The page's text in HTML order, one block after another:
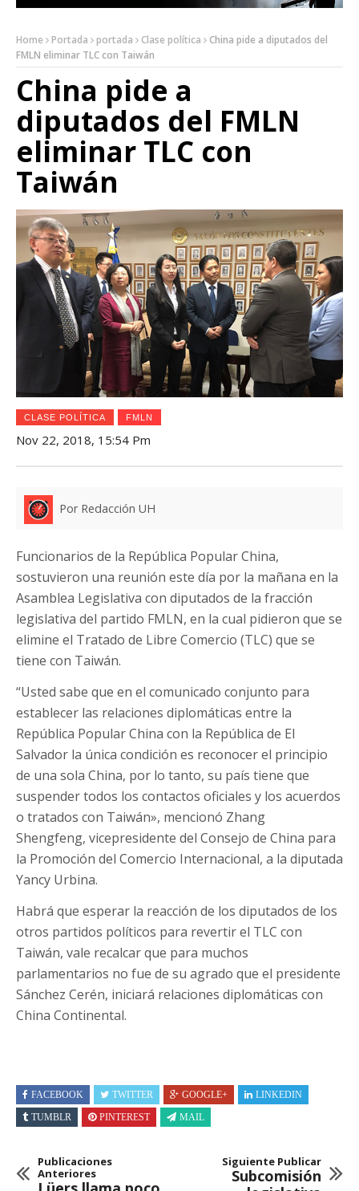
Home Portada portada Clase política
China pide a diputados del
FMLN eliminar TLC con Taiwán
China pide a
diputados del FMLN
eliminar TLC con
Taiwán
CLASE POLÍTICA FMLN
Nov 22, 2018, 15:54 Pm
Por Redacción UH
Funcionarios de la República Popular China,
sostuvieron una reunión este día por la mañana en la
Asamblea Legislativa con diputados de la fracción
legislativa del partido FMLN, en la cual pidieron que se
elimine el Tratado de Libre Comercio (TLC) que se
tiene con Taiwán.
“Usted sabe que en el comunicado conjunto para
establecer las relaciones diplomáticas entre la
República Popular China con la República de El
Salvador la única condición es reconocer el principio
de una sola China, por lo tanto, su país tiene que
suspender todos los contactos oficiales y los acuerdos
o tratados con Taiwán», mencionó Zhang
Shengfeng, vicepresidente del Consejo de China para
la Promoción del Comercio Internacional, a la diputada
Yancy Urbina.
Habrá que esperar la reacción de los diputados de los
otros partidos políticos para revertir el TLC con
Taiwán, vale recalcar que para muchos
parlamentarios no fue de su agrado que el presidente
Sánchez Cerén, iniciará relaciones diplomáticas con
China Continental.
FACEBOOK TWITTER GOOGLE+
LINKEDIN
TUMBLR
PINTEREST MAIL
Publicaciones
Anteriores
Siguiente Publicar
Subcomisión